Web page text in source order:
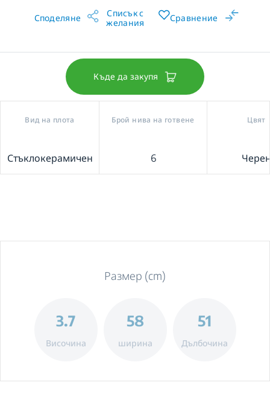
Споделяне
Списък с
желания
Сравнение
Къде да закупя
Вид на плота
Стъклокерамичен
Брой нива на готвене
6
Цвят
Размер (cm)
3.7
Височина
58
ширина
51
Дълбочина